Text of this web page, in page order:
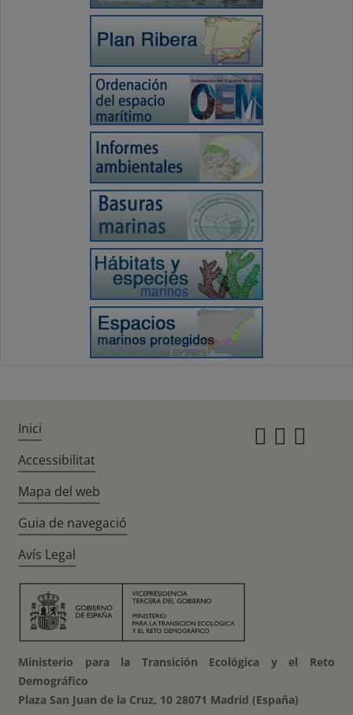
Inici
Accessibilitat
Mapa del web
Guia de navegació
Avís Legal
Ministerio para la Transición Ecológica y el Reto
Demográfico
Plaza San Juan de la Cruz, 10 28071 Madrid (España)